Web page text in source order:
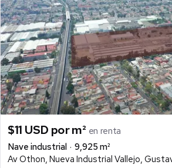
$11 USD por m² en renta
Nave industrial
9,925 m²
Av Othon, Nueva Industrial Vallejo,